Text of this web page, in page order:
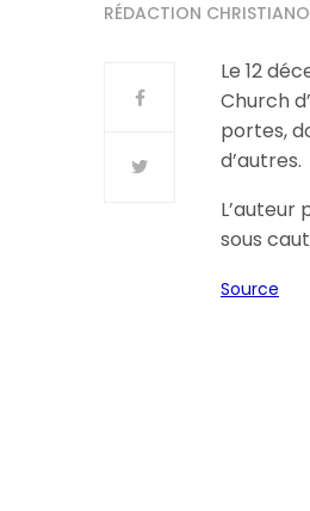
RÉDACTION
Le 12
Church
portes,
d’autres.
L’auteur
sous
Source